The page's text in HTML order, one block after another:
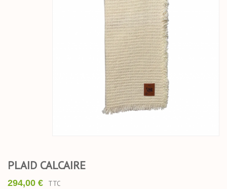
PLAID CALCAIRE
294,00 € TTC